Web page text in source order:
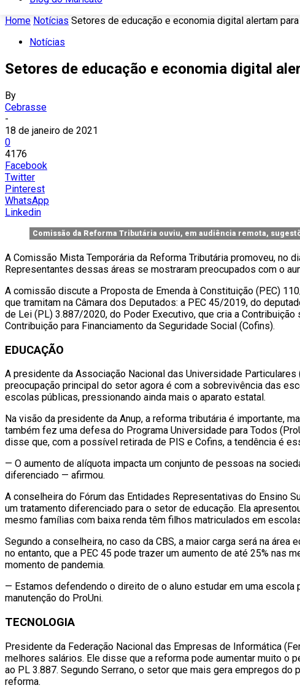
Home Notícias Setores de educação e economia digital alertam
Notícias
Setores de educação e economia digital
By
Cebrasse
-
18 de janeiro de 2021
0
4176
Facebook
Twitter
Pinterest
WhatsApp
Linkedin
Comissão da Reforma Tributária ouviu, em audiência remota,
A Comissão Mista Temporária da Reforma Tributária promoveu, no
Representantes dessas áreas se mostraram preocupados com o
A comissão discute a Proposta de Emenda à Constituição (PEC)
que tramitam na Câmara dos Deputados: a PEC 45/2019, do
de Lei (PL) 3.887/2020, do Poder Executivo, que cria a
Contribuição para Financiamento da Seguridade Social (Cofins).
EDUCAÇÃO
A presidente da Associação Nacional das Universidade
preocupação principal do setor agora é com a sobrevivência das
escolas públicas, pressionando ainda mais o aparato estatal.
Na visão da presidente da Anup, a reforma tributária é importante,
também fez uma defesa do Programa Universidade para Todos
disse que, com a possível retirada de PIS e Cofins, a tendência é
— O aumento de alíquota impacta um conjunto de pessoas na
diferenciado — afirmou.
A conselheira do Fórum das Entidades Representativas do Ensino
um tratamento diferenciado para o setor de educação. Ela
mesmo famílias com baixa renda têm filhos matriculados em
Segundo a conselheira, no caso da CBS, a maior carga será na
no entanto, que a PEC 45 pode trazer um aumento de até 25%
momento de pandemia.
— Estamos defendendo o direito de o aluno estudar em uma
manutenção do ProUni.
TECNOLOGIA
Presidente da Federação Nacional das Empresas de Informática
melhores salários. Ele disse que a reforma pode aumentar muito
ao PL 3.887. Segundo Serrano, o setor que mais gera empregos
reforma.